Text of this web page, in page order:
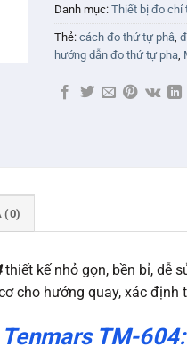
Danh mục: Thiết bị đo chỉ
Thẻ: cách đo thứ tự phâ,
hướng dẫn đo thứ tự pha,
(0)
thiết kế nhỏ gọn, bền bỉ, dễ
cho hướng quay, xác định
TM-604: